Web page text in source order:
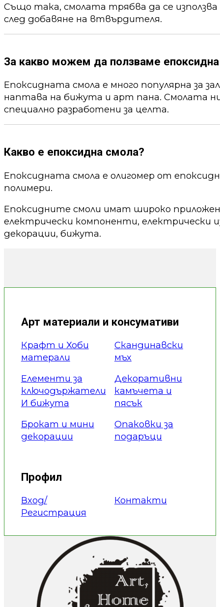
Също така, смолата трябва да се
след добавяне на втвърдителя.
За какво можем да ползваме
Епоксидната смола е много популярна за
наптава на бижута и арт пана. Смолата
специално разработени за целта.
Какво е епоксидна смола?
Епоксидната смола е олигомер от
полимери.
Епоксидните смоли имат широко
електрически компоненти, електрически
декорации, бижута.
Арт материали и консумативи
Крафт и Хоби
матерали
Елементи за
ключодържатели
И бижута
Брокат и мини
декорации
Скандинавски
мъх
Декоративни
камъчета и
пясък
Опаковки за
подаръци
Профил
Вход/
Регистрация
Контакти